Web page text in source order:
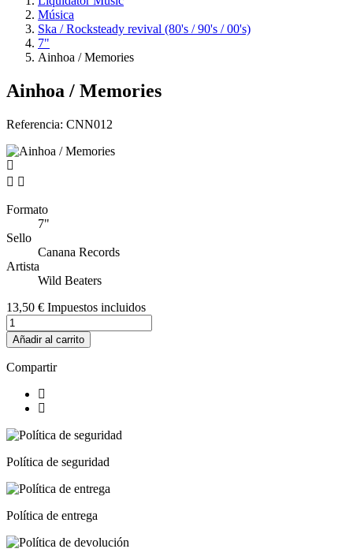
Música
Ska / Rocksteady revival (80's / 90's / 00's)
7"
Ainhoa / Memories
Ainhoa / Memories
Referencia: CNN012
 
Formato
7"
Sello
Canana Records
Artista
Wild Beaters
13,50 € Impuestos incluidos
Añadir al carrito
Compartir
Política de seguridad
Política de entrega